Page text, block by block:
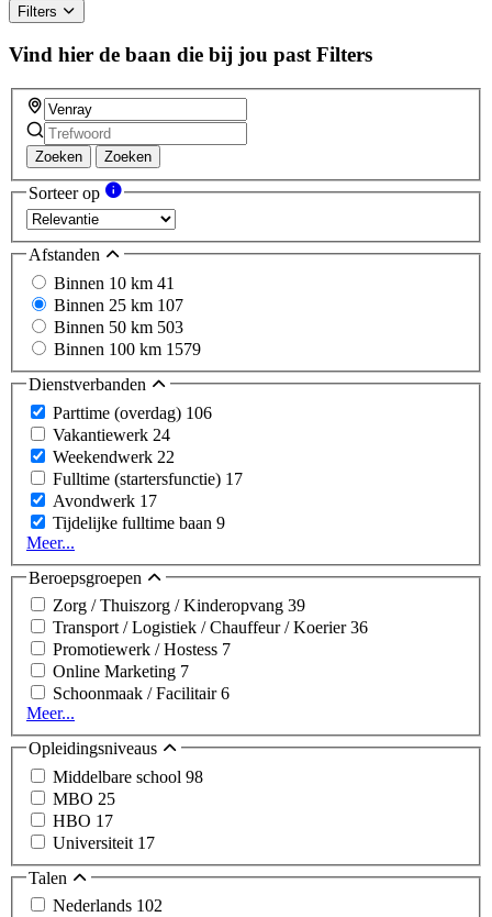
Filters
Vind hier de baan die bij jou past Filters
Zoeken Zoeken
Sorteer op
Afstanden
Binnen 10 km 41
Binnen 25 km 107
Binnen 50 km 503
Binnen 100 km 1579
Dienstverbanden
Parttime (overdag) 106
Vakantiewerk 24
Weekendwerk 22
Fulltime (startersfunctie) 17
Avondwerk 17
Tijdelijke fulltime baan 9
Meer...
Beroepsgroepen
Zorg / Thuiszorg / Kinderopvang 39
Transport / Logistiek / Chauffeur / Koerier36
Promotiewerk / Hostess 7
Online Marketing 7
Schoonmaak / Facilitair6
Meer...
Opleidingsniveaus
Middelbare school 98
MBO 25
HBO 17
Universiteit 17
Talen
Nederlands 102